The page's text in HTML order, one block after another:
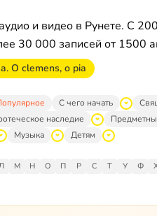
и видео в Рунете. С
30 000 записей от 1500
O clemens, o pia
С чего начать
наследие
Музыка Детям
М Н О П Р С Т У Ф